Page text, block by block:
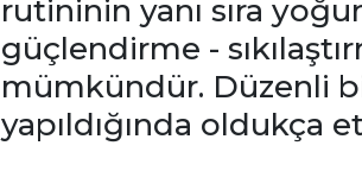
rutininin yanı sıra
güçlendirme -
mümkündür. Düzenli
yapıldığında oldukça